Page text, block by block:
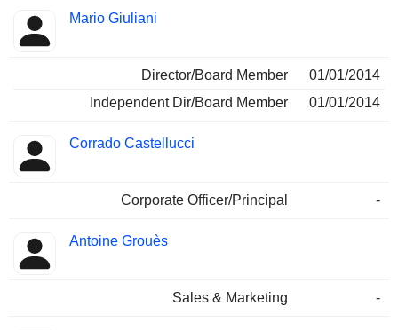
Mario Giuliani
Director/Board Member
01/01/2014
Independent Dir/Board Member
01/01/2014
Corrado Castellucci
Corporate Officer/Principal -
Antoine Grouès
Sales & Marketing -